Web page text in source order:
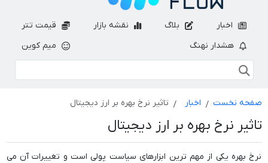
اخبار بلاگ نقشه بازار
قیمت تتر
هشدار نهنگ
میم کوین
صفحه نخست اخبار تاثیر نرخ بهره بر ارز دیجیتال
تاثیر نرخ بهره بر ارز دیجیتال
نرخ بهره یکی از مهم ترین ابزارهای سیاست پولی است و تغییرات آن می